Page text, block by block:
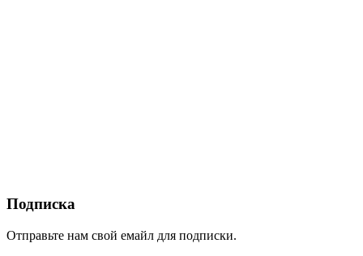
Подписка
Отправьте нам свой емайл для подписки.